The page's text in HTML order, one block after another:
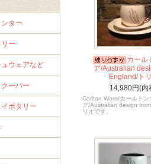
ター
ー
ウェアなど
ーパー
ポタリー
カール
ア/Australian
England/ト
14,980円(内
Carlton Ware/カールトン
ア/Australian design
リオです。